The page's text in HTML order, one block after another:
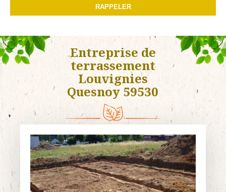
Entreprise de
terrassement
Louvignies
Quesnoy 59530